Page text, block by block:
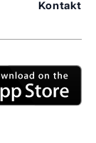
Kontakt